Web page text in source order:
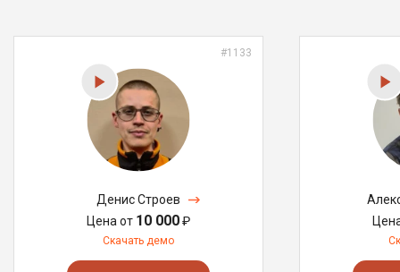
#1133
Денис Строев
Цена от 10 000₽
Скачать демо